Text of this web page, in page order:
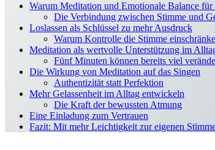
Warum Meditation und Emotionale Balance
Die Verbindung zwischen Stimme und
Loslassen als Schlüssel zu mehr Ausdruck
Warum Kontrolle die Stimme
Meditation als wertvolle Unterstützung im
Fünf Minuten können bereits viel
Die Wirkung von Meditation auf das Singen
Authentizität statt Perfektion
Mehr Gelassenheit im Alltag entwickeln
Die Kraft der bewussten Atmung
Eine Einladung zum Vertrauen
Fazit: Mit mehr Leichtigkeit zur eigenen